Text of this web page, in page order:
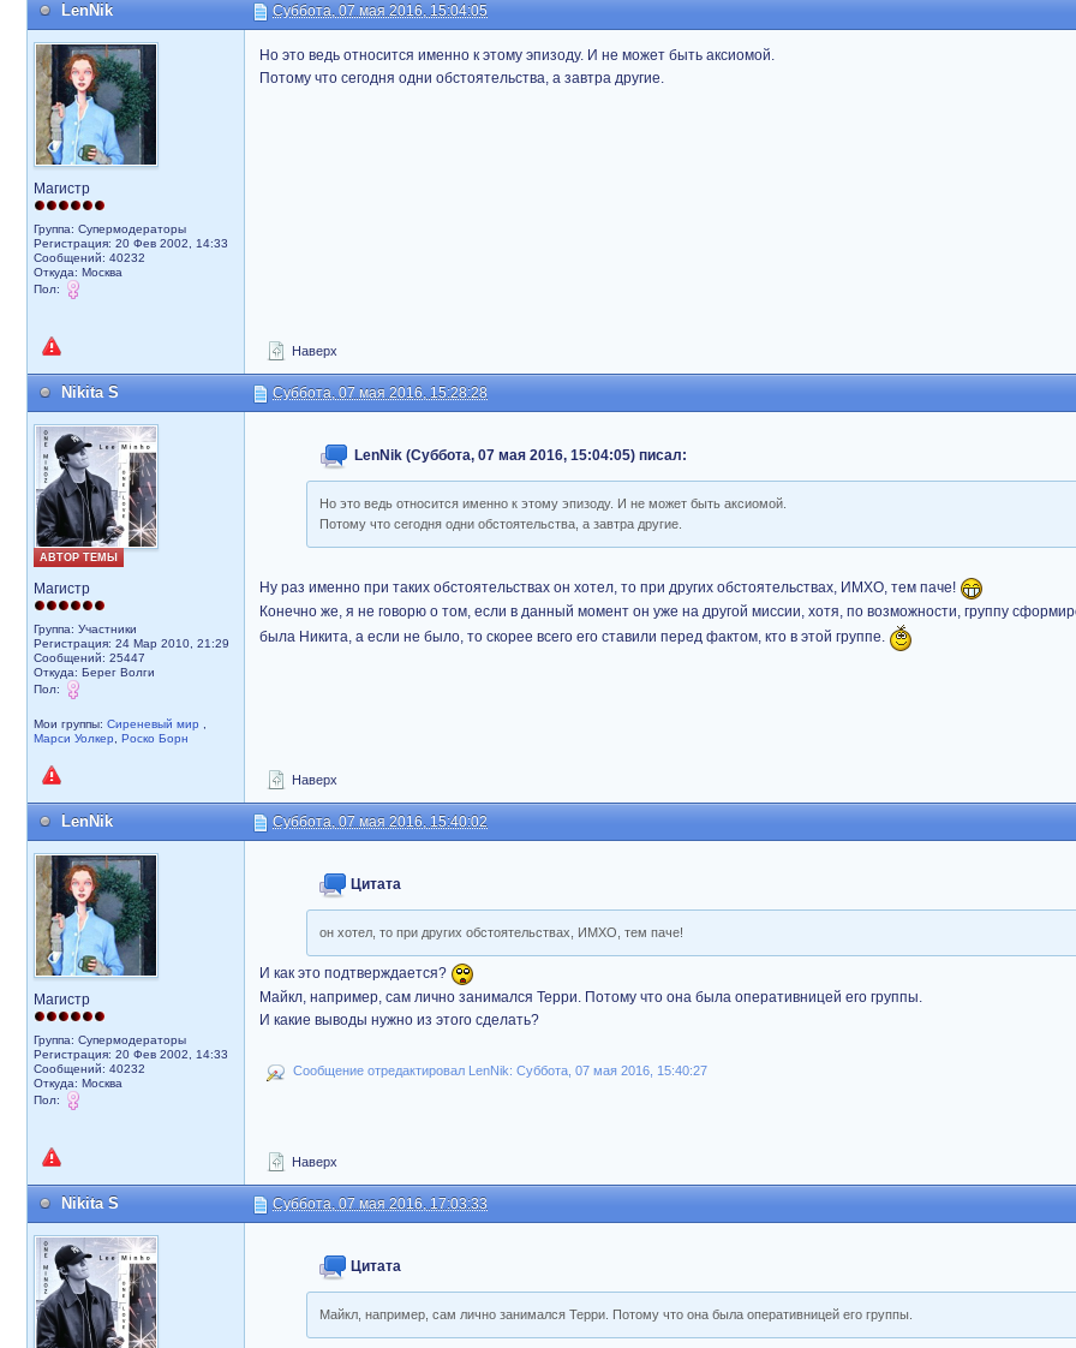
LenNik Суббота, 07 мая 2016, 15:04:05
Магистр
Группа: Супермодераторы
Регистрация: 20 Фев 2002, 14:33
Сообщений: 40232
Откуда: Москва
Пол:
Но это ведь относится именно к этому эпизоду. И не может быть аксиомой.
Потому что сегодня одни обстоятельства, а завтра другие.
Наверх
Nikita S Суббота, 07 мая 2016, 15:28:28
АВТОР ТЕМЫ
Магистр
Группа: Участники
Регистрация: 24 Мар 2010, 21:29
Сообщений: 25447
Откуда: Берег Волги
Пол:
Мои группы: Сиреневый мир
Марси Уолкер
Роско Борн
LenNik (Суббота, 07 мая 2016, 15:04:05) писал:
Но это ведь относится именно к этому эпизоду. И не может быть аксиомой.
Потому что сегодня одни обстоятельства, а завтра другие.
Ну раз именно при таких обстоятельствах он хотел, то при других обстоятельствах, ИМХО, тем паче!
Конечно же, я не говорю о том, если в данный момент он уже на другой миссии, хотя, по возможности, группу
была Никита, а если не было, то скорее всего его ставили перед фактом, кто в этой группе.
Наверх
LenNik Суббота, 07 мая 2016, 15:40:02
Магистр
Группа: Супермодераторы
Регистрация: 20 Фев 2002, 14:33
Сообщений: 40232
Откуда: Москва
Пол:
Цитата
он хотел, то при других обстоятельствах, ИМХО, тем паче!
И как это подтверждается?
Майкл, например, сам лично занимался Терри. Потому что она была оперативницей его группы.
И какие выводы нужно из этого сделать?
Сообщение отредактировал LenNik: Суббота, 07 мая 2016, 15:40:27
Наверх
Nikita S Суббота, 07 мая 2016, 17:03:33
Цитата
Майкл, например, сам лично занимался Терри. Потому что она была оперативницей его группы.